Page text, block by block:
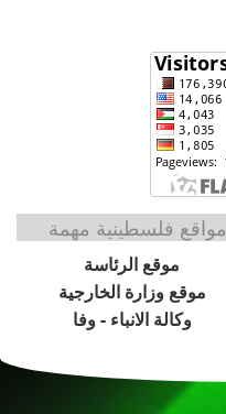
مواقع فلسطينية مهمة
موقع الرئاسة
موقع وزارة الخارجية
وكالة الانباء - وفا